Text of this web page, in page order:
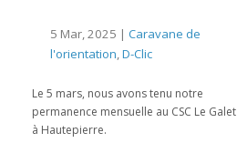
5 Mar, 2025 | Caravane de
l'orientation,D-Clic
Le 5 mars, nous avons tenu notre
permanence mensuelle au CSC Le Galet
à Hautepierre.